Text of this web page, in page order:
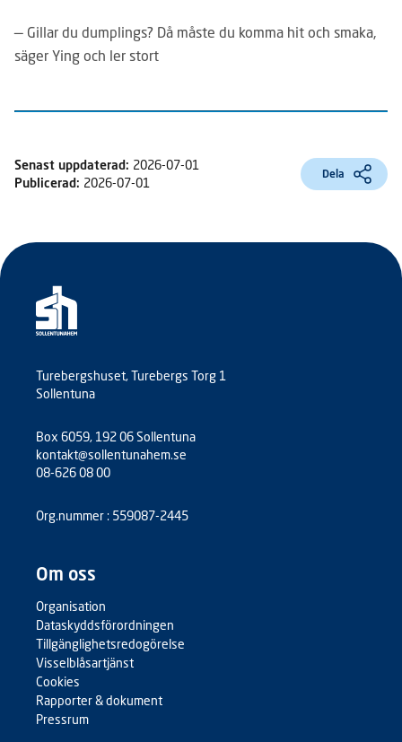
— Gillar du dumplings? Då måste du kom­ma hit och smaka,
säger Ying och ler stort
Senast uppdaterad: 2026-07-01
Publicerad: 2026-07-01
Dela
Turebergshuset, Turebergs Torg 1
Sollentuna
Box 6059, 192 06 Sollentuna
kontakt@sollentunahem.se
08-626 08 00
Org.nummer : 559087-2445
Om oss
Organisation
Dataskyddsförordningen
Tillgänglighetsredogörelse
Visselblåsartjänst
Cookies
Rapporter & dokument
Pressrum